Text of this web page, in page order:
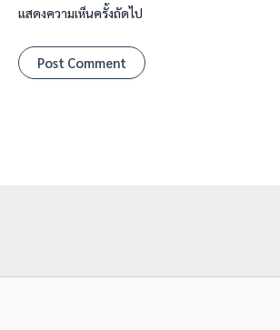
แสดงความเห็นครั้งถัดไป